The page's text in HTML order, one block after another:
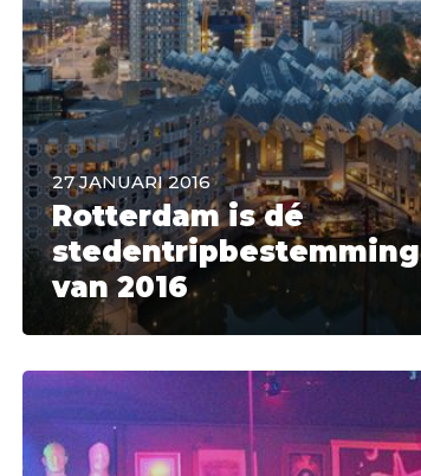
27 JANUARI 2016
Rotterdam is dé
stedentripbestemming
van 2016